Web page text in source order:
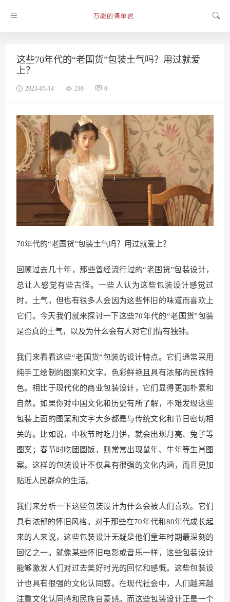
这些70年代的“老国货”包装土气吗？用过就爱
上？
2023-05-14 210 0
70年代的“老国货”包装土气吗？用过就爱上？
回顾过去几十年，那些曾经流行过的“老国货”包装设计，
总让人感觉有些古怪。一些人认为这些包装设计感觉过
时，土气，但也有很多人会因为这些怀旧的味道而喜欢上
它们。今天我们就来探讨一下这些70年代的“老国货”包装
是否真的土气，以及为什么会有人对它们情有独钟。
我们来看看这些“老国货”包装的设计特点。它们通常采用
纯手工绘制的图案和文字，色彩鲜艳且具有浓郁的民族特
色。相比于现代化的商业包装设计，它们显得更加朴素和
自然。如果你对中国文化和历史有所了解，不难发现这些
包装上面的图案和文字大多都是与传统文化和节日密切相
关的。比如说，中秋节时吃月饼，就会出现月亮、兔子等
图案；春节时吃团圆饭，则常常出现鼠年、牛年等生肖图
案。这样的包装设计不仅具有很强的文化内涵，而且更加
贴近人民群众的生活。
我们来分析一下这些包装设计为什么会被人们喜欢。它们
具有浓郁的怀旧风格。对于那些在70年代和80年代成长起
来的人来说，这些包装设计无疑是他们童年时期最深刻的
回忆之一。就像某些怀旧电影或音乐一样，这些包装设计
能够激发人们对过去美好时光的回忆和感慨。这些包装设
计也具有很强的文化认同感。在现代社会中，人们越来越
注重文化认同感和民族自豪感。而这些包装设计正是一个